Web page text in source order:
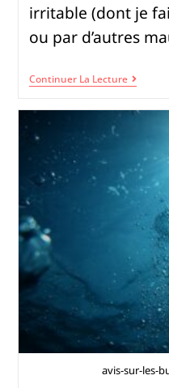
irritable (dont je
ou par d’autres
Continuer La Lecture
avis-sur-les-